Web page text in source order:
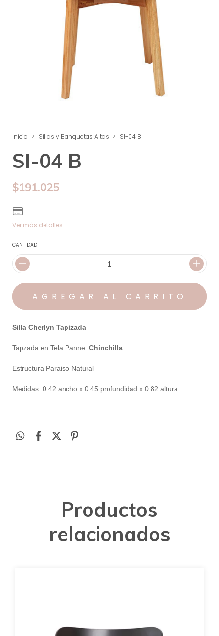
Inicio > Sillas y Banquetas Altas > SI-04 B
SI-04 B
$191.025
Ver más detalles
CANTIDAD
Silla Cherlyn Tapizada
Tapzada en Tela Panne: Chinchilla
Estructura Paraiso Natural
Medidas: 0.42 ancho x 0.45 profundidad x 0.82 altura
Productos
relacionados